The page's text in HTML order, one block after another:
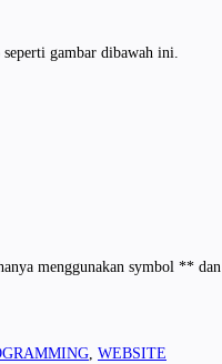
gambar dibawah ini.
menggunakan symbol **
, WEBSITE